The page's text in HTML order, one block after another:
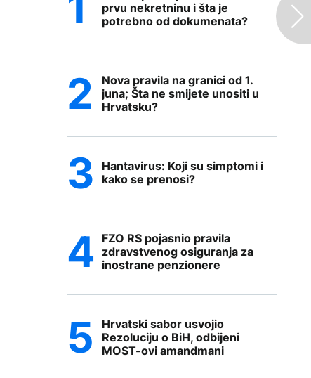
prvu nekretninu i šta je
potrebno od dokumenata?
Nova pravila na granici od 1.
juna; Šta ne smijete unositi u
Hrvatsku?
Hantavirus: Koji su simptomi i
kako se prenosi?
FZO RS pojasnio pravila
zdravstvenog osiguranja za
inostrane penzionere
Hrvatski sabor usvojio
Rezoluciju o BiH, odbijeni
MOST-ovi amandmani